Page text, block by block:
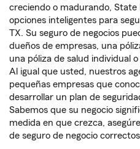
creciendo o madurando, State
opciones inteligentes para
TX. Su seguro de negocios
dueños de empresas, una
una póliza de salud individual
Al igual que usted, nuestros
pequeñas empresas que
desarrollar un plan de
Sabemos que su negocio
medida en que crezca,
de seguro de negocio